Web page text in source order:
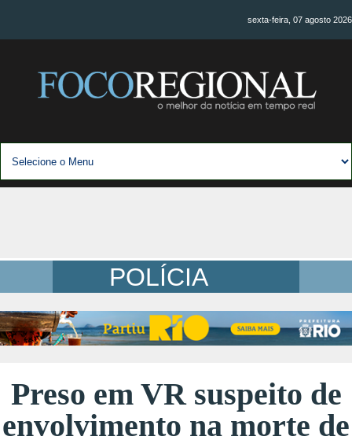
sexta-feira, 07 agosto 2026
POLÍCIA
Preso em VR suspeito de
envolvimento na morte de